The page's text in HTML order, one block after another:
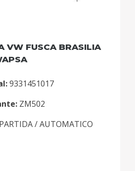
VW FUSCA BRASILIA
9331451017
ZM502
/ AUTOMATICO